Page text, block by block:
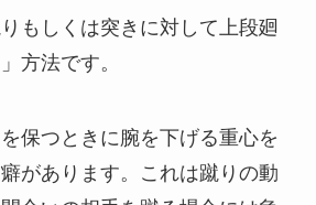
もしくは突きに対して上段廻
方法です。
保つときに腕を下げる重心を
があります。これは蹴りの動